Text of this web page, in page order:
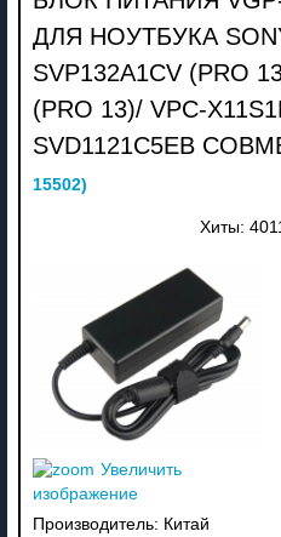
ДЛЯ НОУТБУКА
SVP132A1CV (PRO
(PRO 13)/ VPC-
SVD1121C5EB
15502)
Хиты: 4011
Увеличить
изображение
Производитель: Китай